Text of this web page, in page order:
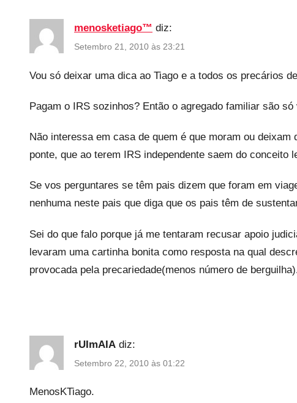
menosketiago™ diz:
Setembro 21, 2010 às 23:21
Vou só deixar uma dica ao Tiago e a todos os precários
Pagam o IRS sozinhos? Então o agregado familiar são só
Não interessa em casa de quem é que moram ou
ponte, que ao terem IRS independente saem do conceito
Se vos perguntares se têm pais dizem que foram em
nenhuma neste pais que diga que os pais têm de
Sei do que falo porque já me tentaram recusar apoio
levaram uma cartinha bonita como resposta na qual
provocada pela precariedade(menos número de
rUImAIA diz:
Setembro 22, 2010 às 01:22
MenosKTiago.